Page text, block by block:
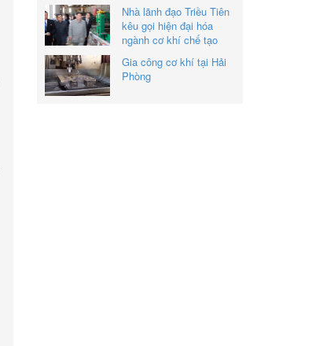
Nhà lãnh đạo Triều Tiên
kêu gọi hiện đại hóa
ngành cơ khí chế tạo
Gia công cơ khí tại Hải
Phòng